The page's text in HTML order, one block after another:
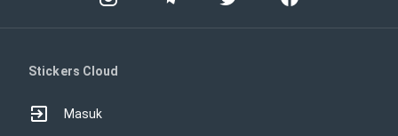
Stickers Cloud
Masuk